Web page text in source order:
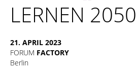
LERNEN 2050
21. APRIL 2023
FORUM FACTORY
Berlin